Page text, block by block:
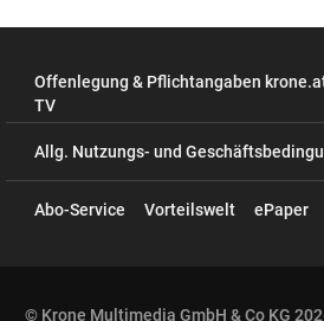
Offenlegung & Pflichtangaben
TV
Allg. Nutzungs- und
Abo-Service Vorteilswelt ePaper
© Krone Multimedia GmbH & Co KG